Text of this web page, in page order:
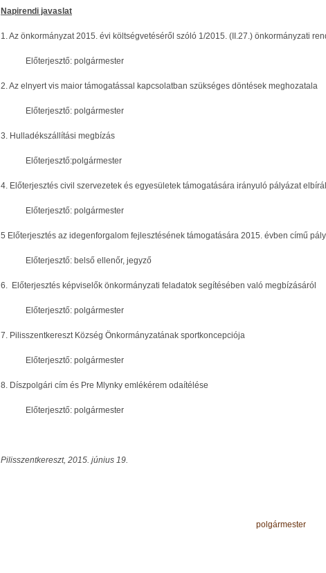
Napirendi javaslat
1. Az önkormányzat 2015. évi költségvetéséről szóló 1/2015. (II.27.) önkormányzati
Előterjesztő: polgármester
2. Az elnyert vis maior támogatással kapcsolatban szükséges döntések meghozatala
Előterjesztő: polgármester
3. Hulladékszállítási megbízás
Előterjesztő:polgármester
4. Előterjesztés civil szervezetek és egyesületek támogatására irányuló pályázat
Előterjesztő: polgármester
5 Előterjesztés az idegenforgalom fejlesztésének támogatására 2015. évben című
Előterjesztő: belső ellenőr, jegyző
6. Előterjesztés képviselők önkormányzati feladatok segítésében való megbízásáról
Előterjesztő: polgármester
7. Pilisszentkereszt Község Önkormányzatának sportkoncepciója
Előterjesztő: polgármester
8. Díszpolgári cím és Pre Mlynky emlékérem odaítélése
Előterjesztő: polgármester
Pilisszentkereszt, 2015. június 19.
polgármester